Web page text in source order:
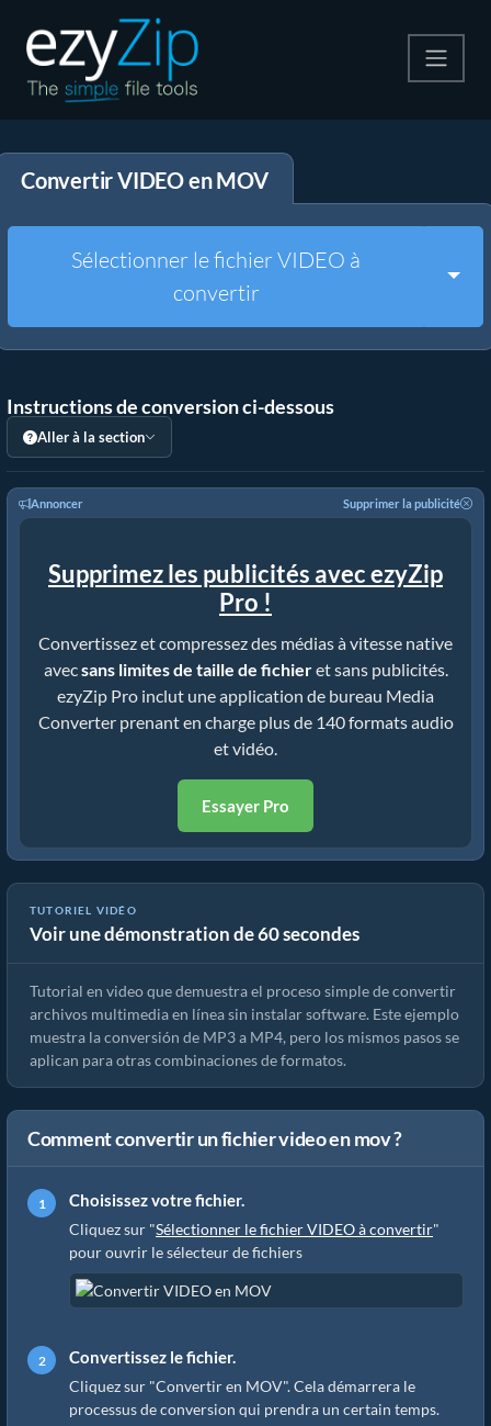
Décompresser
Convertir VIDEO en MOV
Sélectionner le fichier VIDEO à
convertir
Instructions de conversion ci-dessous
Aller à la section
Annoncer Supprimer la publicité
Supprimez les publicités avec ezyZip
Pro !
Convertissez et compressez des médias à vitesse native
avecsans limites de taille de fichieret sans publicités.
ezyZip Pro inclut une application de bureau Media
Converter prenant en charge plus de 140 formats audio
et vidéo.
Essayer Pro
TUTORIEL VIDÉO
Voir une démonstration de 60 secondes
Cómo convertir archivos multimedia
Tutorial en video que demuestra el proceso simple de convertir
archivos multimedia en línea sin instalar software. Este ejemplo
muestra la conversión de MP3 a MP4, pero los mismos pasos se
aplican para otras combinaciones de formatos.
Comment convertir un fichier video en mov ?
Choisissez votre fichier.
Cliquez sur "Sélectionner le fichier VIDEO à convertir"
pour ouvrir le sélecteur de fichiers
Convertissez le fichier.
Cliquez sur "Convertir en MOV". Cela démarrera le
processus de conversion qui prendra un certain temps.